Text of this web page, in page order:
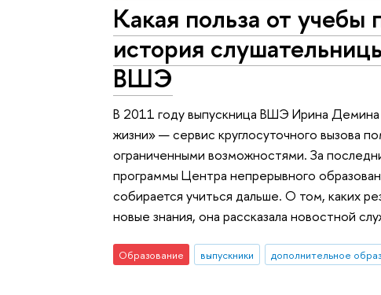
Какая польза от учебы
история
ВШЭ
В 2011 году выпускница ВШЭ Ирина Демина
жизни» — сервис круглосуточного вызова
ограниченными возможностями. За
программы Центра непрерывного
собирается учиться дальше. О том, каких
новые знания, она рассказала новостной
Образование выпускники дополнительное